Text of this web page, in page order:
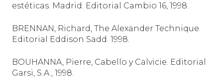
estéticas. Madrid. Editorial Cambio 16, 1998.
BRENNAN, Richard, The Alexander Technique.
Editorial Eddison Sadd. 1998.
BOUHANNA, Pierre, Cabello y Calvicie. Editorial
Garsi, S.A., 1998.